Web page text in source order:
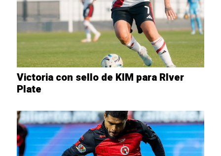
Victoria con sello de KIM para RIver
Plate